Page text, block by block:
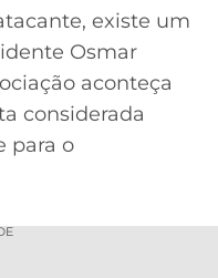
existe um
Osmar
aconteça
considerada
para o